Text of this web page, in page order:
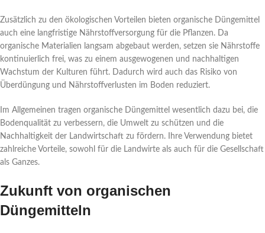
Zusätzlich zu den ökologischen Vorteilen bieten organische Düngemittel
auch eine langfristige Nährstoffversorgung für die Pflanzen. Da
organische Materialien langsam abgebaut werden, setzen sie Nährstoffe
kontinuierlich frei, was zu einem ausgewogenen und nachhaltigen
Wachstum der Kulturen führt. Dadurch wird auch das Risiko von
Überdüngung und Nährstoffverlusten im Boden reduziert.
Im Allgemeinen tragen organische Düngemittel wesentlich dazu bei, die
Bodenqualität zu verbessern, die Umwelt zu schützen und die
Nachhaltigkeit der Landwirtschaft zu fördern. Ihre Verwendung bietet
zahlreiche Vorteile, sowohl für die Landwirte als auch für die Gesellschaft
als Ganzes.
Zukunft von organischen
Düngemitteln